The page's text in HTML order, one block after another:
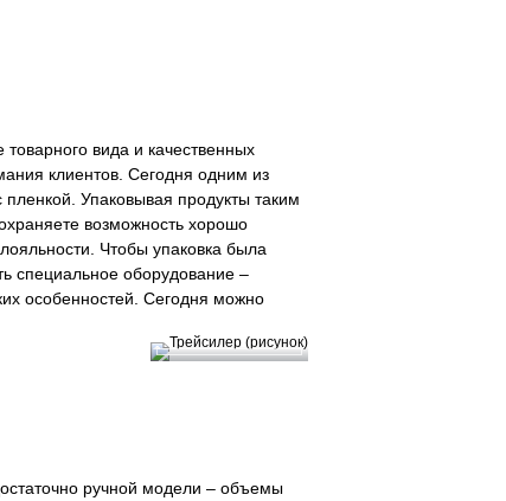
вида и качественных
клиентов. Сегодня одним из
Упаковывая продукты таким
возможность хорошо
Чтобы упаковка была
специальное оборудование –
особенностей. Сегодня можно
ручной модели – объемы